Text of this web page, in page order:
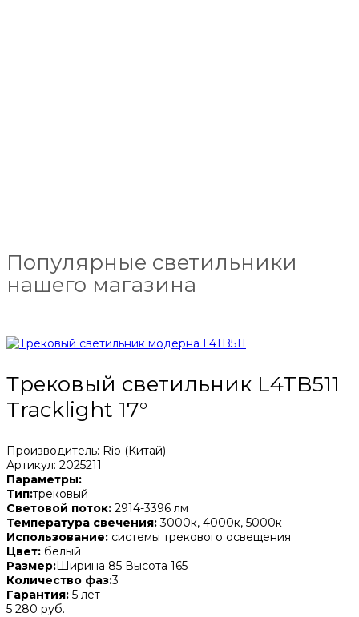
Популярные светильники
нашего магазина
Трековый светильник L4TB511
Tracklight 17°
Производитель: Rio (Китай)
Артикул: 2025211
Параметры:
Тип:трековый
Световой поток: 2914-3396 лм
Температура свечения:3000к, 4000к, 5000к
Использование: системы трекового освещения
Цвет: белый
Размер:Ширина 85 Высота 165
Количество фаз:3
Гарантия: 5 лет
5 280 руб.